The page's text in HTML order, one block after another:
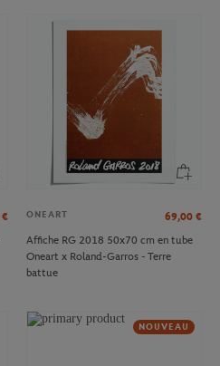
€
ONEART 69,00 €
Affiche RG 2018 50x70 cm en tube
Oneart x Roland-Garros - Terre
battue
NOUVEAU